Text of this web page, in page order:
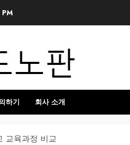
하기 회사 소개
교육과정 비교